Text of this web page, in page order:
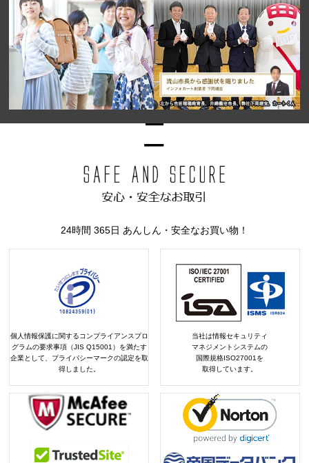
24時間 365日 あんしん・安全なお買い物！
個人情報保護に関するコンプライアンスプロ
グラムの要求事項（JIS Q15001）を満たす
企業として、プライバシーマークの認定を取
得しました。
当社は情報セキュリティ
マネジメントシステムの
国際規格ISO27001を
取得しています。